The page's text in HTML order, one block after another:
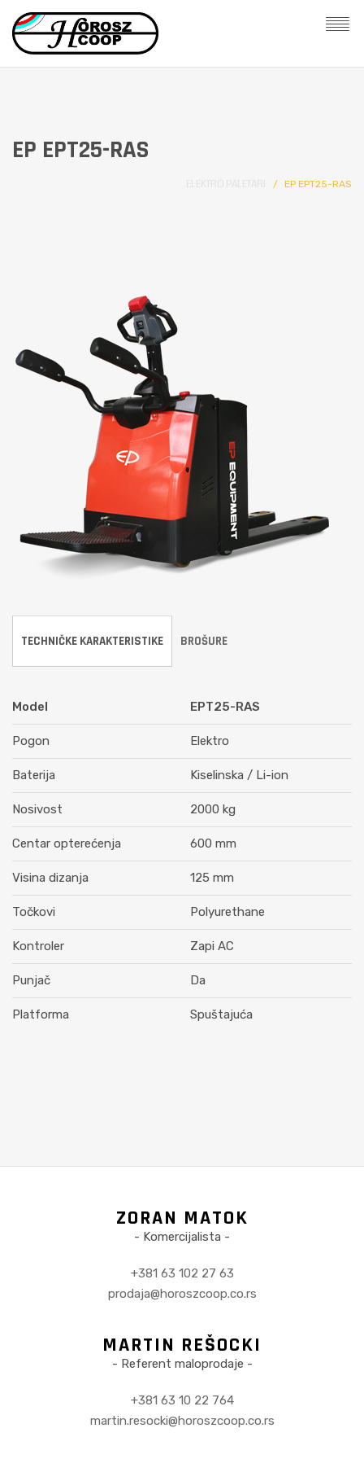
EP EPT25-RAS
EP EPT25-RAS
TECHNIČKE KARAKTERISTIKE BROŠURE
Model EPT25-RAS
Pogon Elektro
Baterija Kiselinska / Li-ion
Nosivost 2000 kg
Centar opterećenja 600 mm
Visina dizanja 125 mm
Točkovi Polyurethane
Kontroler Zapi AC
Punjač Da
Platforma Spuštajuća
ZORAN MATOK
- Komercijalista -
+381 63 102 27 63
prodaja@horoszcoop.co.rs
MARTIN REŠOCKI
- Referent maloprodaje -
+381 63 10 22 764
martin.resocki@horoszcoop.co.rs